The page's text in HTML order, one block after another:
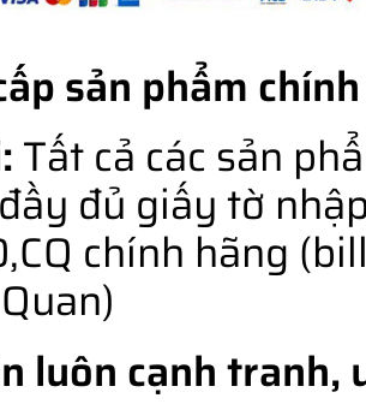
sản phẩm
Tất cả các sản
đủ giấy tờ
chính hãng
luôn cạnh tranh,